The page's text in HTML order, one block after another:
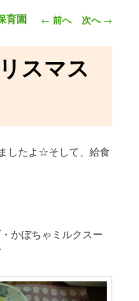
投稿ナビゲーシ
← 前へ 次へ→
スマス
育園
したよ☆そして、給食
かぼちゃミルクスー